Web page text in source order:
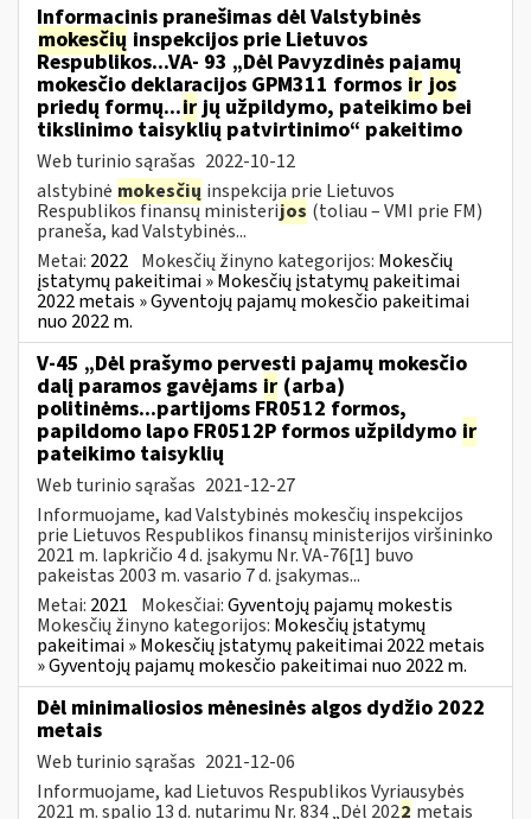
Informacinis pranešimas dėl Valstybinės
mokesčių inspekcijos prie Lietuvos
Respublikos...VA- 93 „Dėl Pavyzdinės pajamų
mokesčio deklaracijos GPM311 formos ir jos
priedų formų...irjų užpildymo, pateikimo bei
tikslinimo taisyklių patvirtinimo“ pakeitimo
Web turinio sąrašas 2022-10-12
alstybinė mokesčių inspekcija prie Lietuvos
Respublikos finansų ministerijos (toliau – VMI prie FM)
praneša, kad Valstybinės...
Metai: 2022 Mokesčių žinyno kategorijos: Mokesčių
įstatymų pakeitimai » Mokesčių įstatymų pakeitimai
2022 metais » Gyventojų pajamų mokesčio pakeitimai
nuo 2022 m.
V-45 „Dėl prašymo pervesti pajamų mokesčio
dalį paramos gavėjams ir (arba)
politinėms...partijoms FR0512 formos,
papildomo lapo FR0512P formos užpildymo ir
pateikimo taisyklių
Web turinio sąrašas 2021-12-27
Informuojame, kad Valstybinės mokesčių inspekcijos
prie Lietuvos Respublikos finansų ministerijos viršininko
2021 m. lapkričio 4 d. įsakymu Nr. VA-76[1] buvo
pakeistas 2003 m. vasario 7 d. įsakymas...
Metai: 2021 Mokesčiai:Gyventojų pajamų mokestis
Mokesčių žinyno kategorijos: Mokesčių įstatymų
pakeitimai » Mokesčių įstatymų pakeitimai 2022 metais
» Gyventojų pajamų mokesčio pakeitimai nuo 2022 m.
Dėl minimaliosios mėnesinės algos dydžio 2022
metais
Web turinio sąrašas 2021-12-06
Informuojame, kad Lietuvos Respublikos Vyriausybės
2021 m. spalio 13 d. nutarimu Nr. 834 „Dėl 2022 metais